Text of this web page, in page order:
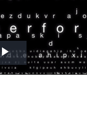
Play